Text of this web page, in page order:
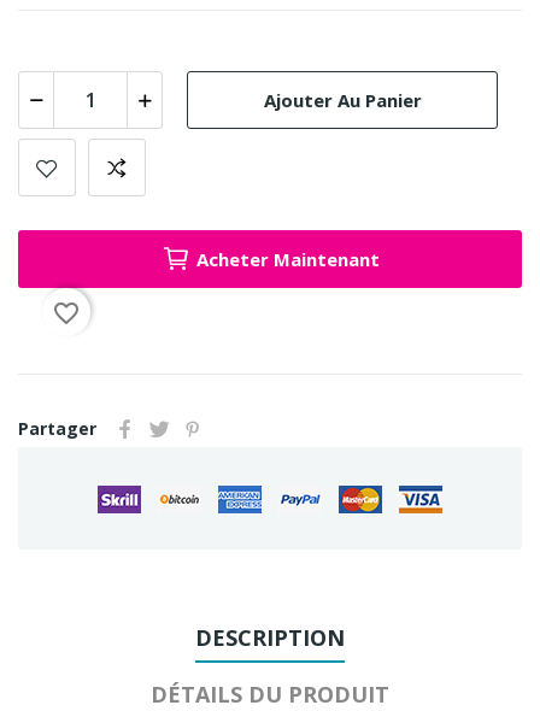
Ajouter Au Panier
Acheter Maintenant
favorite_border
Partager
DESCRIPTION
DÉTAILS DU PRODUIT